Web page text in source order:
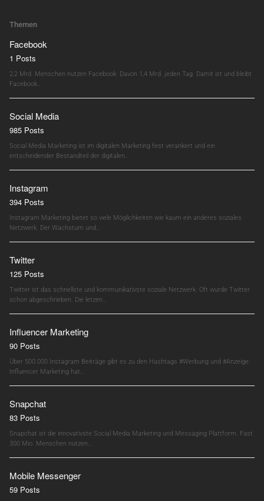
Themen
Facebook
1 Posts
2,2 Mrd. Menschen nutzen Facebook. Davon 1,4 Mrd. jeden Tag. Damit ist und bleibt
Facebook…
Social Media
985 Posts
Social Media Marketing ist im digitalen Marketing fest verankert und ein
entscheidender Bestandteil der digitalen…
Instagram
394 Posts
Instagram Marketing bietet so viele Möglichkeiten wie kaum ein anderes soziales
Netzwerk. Der Wachstum und…
Twitter
125 Posts
Twitter ist das schnellste und kommunikativste soziale Netzwerk. Oft wurde Twitter
schon abgeschrieben. Die letzen…
Influencer Marketing
90 Posts
Über 500.000 Instagram Beiträge gibt es zu den Hashtags #Werbung und #Anzeige.
Influencer Marketing hat…
Snapchat
83 Posts
Snapchat ist die innovativste Social Media Marketing und Messaging Plattform. Fast
300 Mio. Menschen nutzen…
Mobile Messenger
59 Posts